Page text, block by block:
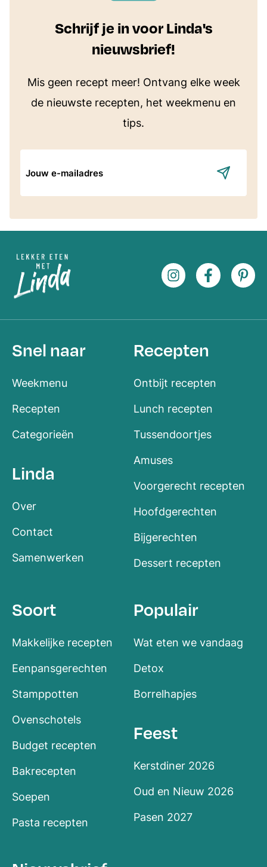
Schrijf je in voor Linda's
nieuwsbrief!
Mis geen recept meer! Ontvang elke week
de nieuwste recepten, het weekmenu en
tips.
mailadres
Snel naar
Weekmenu
Recepten
Categorieën
Linda
Over
Contact
Samenwerken
Recepten
Ontbijt recepten
Lunch recepten
Tussendoortjes
Amuses
Voorgerecht recepten
Hoofdgerechten
Bijgerechten
Dessert recepten
Soort
Makkelijke recepten
Eenpansgerechten
Stamppotten
Ovenschotels
Budget recepten
Bakrecepten
Soepen
Pasta recepten
Populair
Wat eten we vandaag
Detox
Borrelhapjes
Feest
Kerstdiner 2026
Oud en Nieuw 2026
Pasen 2027